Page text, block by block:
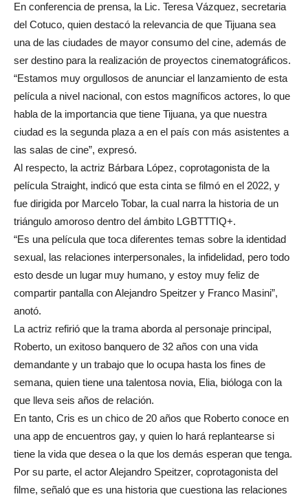
En conferencia de prensa, la Lic. Teresa Vázquez, secretaria
del Cotuco, quien destacó la relevancia de que Tijuana sea
una de las ciudades de mayor consumo del cine, además de
ser destino para la realización de proyectos cinematográficos.
“Estamos muy orgullosos de anunciar el lanzamiento de esta
película a nivel nacional, con estos magníficos actores, lo que
habla de la importancia que tiene Tijuana, ya que nuestra
ciudad es la segunda plaza a en el país con más asistentes a
las salas de cine”, expresó.
Al respecto, la actriz Bárbara López, coprotagonista de la
película Straight, indicó que esta cinta se filmó en el 2022, y
fue dirigida por Marcelo Tobar, la cual narra la historia de un
triángulo amoroso dentro del ámbito LGBTTTIQ+.
“Es una película que toca diferentes temas sobre la identidad
sexual, las relaciones interpersonales, la infidelidad, pero todo
esto desde un lugar muy humano, y estoy muy feliz de
compartir pantalla con Alejandro Speitzer y Franco Masini”,
anotó.
La actriz refirió que la trama aborda al personaje principal,
Roberto, un exitoso banquero de 32 años con una vida
demandante y un trabajo que lo ocupa hasta los fines de
semana, quien tiene una talentosa novia, Elia, bióloga con la
que lleva seis años de relación.
En tanto, Cris es un chico de 20 años que Roberto conoce en
una app de encuentros gay, y quien lo hará replantearse si
tiene la vida que desea o la que los demás esperan que tenga.
Por su parte, el actor Alejandro Speitzer, coprotagonista del
filme, señaló que es una historia que cuestiona las relaciones